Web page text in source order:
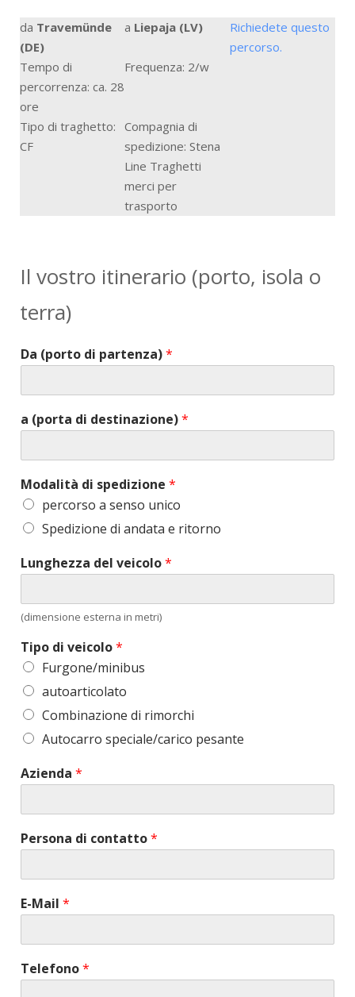
da Travemünde
(DE)
a Liepaja (LV)
Richiedete questo
percorso.
Tempo di
percorrenza: ca. 28
ore
Frequenza: 2/w
Tipo di traghetto:
CF
Compagnia di
spedizione: Stena
Line Traghetti
merci per
trasporto
Il vostro itinerario (porto, isola o
terra)
Da (porto di partenza)*
a (porta di destinazione)*
Modalità di spedizione *
percorso a senso unico
Spedizione di andata e ritorno
Lunghezza del veicolo*
(dimensione esterna in metri)
Tipo di veicolo*
Furgone/minibus
autoarticolato
Combinazione di rimorchi
Autocarro speciale/carico pesante
Azienda *
Persona di contatto*
E-Mail *
Telefono*